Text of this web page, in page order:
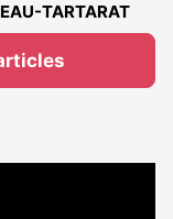
TARTARAT